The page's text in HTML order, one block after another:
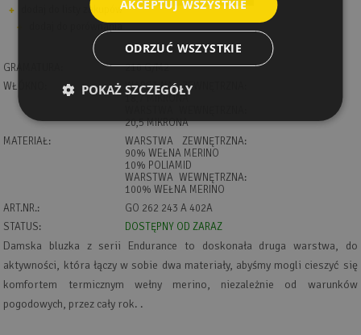
dodaj do listy zakupów
dodaj do porównania
GRAMATURA:
210 G/M2
WŁÓKNO:
WARSTWA ZEWNĘTRZNA:
18,7 MIKRONA
20,5 MIKRONA
MATERIAŁ:
WARSTWA ZEWNĘTRZNA:
90% WEŁNA MERINO
10% POLIAMID
WARSTWA WEWNĘTRZNA:
100% WEŁNA MERINO
ART.NR.:
GO 262 243 A 402A
STATUS:
DOSTĘPNY OD ZARAZ
Damska bluzka z serii Endurance to doskonała druga warstwa, do
aktywności, która łączy w sobie dwa materiały, abyśmy mogli cieszyć się
komfortem termicznym wełny merino, niezależnie od warunków
pogodowych, przez cały rok. .
AKCEPTUJ WSZYSTKIE
ODRZUĆ WSZYSTKIE
POKAŻ SZCZEGÓŁY